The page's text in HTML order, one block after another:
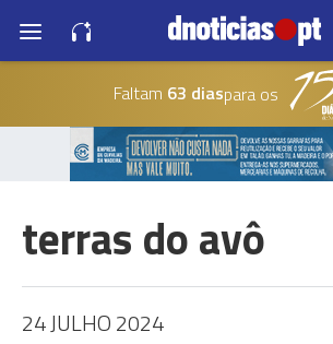
Faltam 63 diaspara os
terras do avô
24 JULHO 2024